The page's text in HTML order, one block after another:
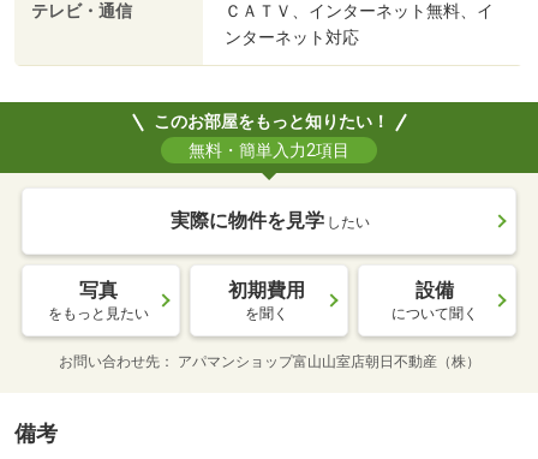
テレビ・通信
ＣＡＴＶ、インターネット無料、イ
ンターネット対応
このお部屋をもっと知りたい！
無料・簡単入力2項目
実際に物件を見学 したい
写真
をもっと見たい
初期費用
を聞く
設備
について聞く
お問い合わせ先 アパマンショップ富山山室店朝日不動産（株）
備考